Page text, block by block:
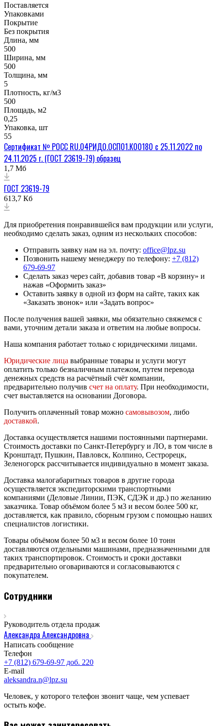
Поставляется
Упаковками
Покрытие
Без покрытия
Длина, мм
500
Ширина, мм
500
Толщина, мм
5
Плотность, кг/м3
500
Площадь, м2
0,25
Упаковка, шт
55
Сертификат № РОСС RU.04РИД0.ОСП01.К00180 с 25.11.2022 по
24.11.2025 г. (ГОСТ 23619-79) образец
1,7 Мб
ГОСТ 23619-79
613,7 Кб
Для приобретения понравившейся вам продукции или услуги,
необходимо сделать заказ, одним из нескольких способов:
Отправить заявку нам на эл. почту: office@lpz.su
Позвонить нашему менеджеру по телефону: +7 (812)
679-69-97
Сделать заказ через сайт, добавив товар «В корзину» и
нажав «Оформить заказ»
Оставить заявку в одной из форм на сайте, таких как
«Заказать звонок» или «Задать вопрос»
После получения вашей заявки, мы обязательно свяжемся с
вами, уточним детали заказа и ответим на любые вопросы.
Наша компания работает только с юридическими лицами.
Юридические лица выбранные товары и услуги могут
оплатить только безналичным платежом, путем перевода
денежных средств на расчётный счёт компании,
предварительно получив счет на оплату. При необходимости,
счет выставляется на основании Договора.
Получить оплаченный товар можно самовывозом, либо
доставкой.
Доставка осуществляется нашими постоянными партнерами.
Стоимость доставки по Санкт-Петербургу и ЛО, в том числе в
Кронштадт, Пушкин, Павловск, Колпино, Сестрорецк,
Зеленогорск рассчитывается индивидуально в момент заказа.
Доставка малогабаритных товаров в другие города
осуществляется экспедиторскими транспортными
компаниями (Деловые Линии, ПЭК, СДЭК и др.) по желанию
заказчика. Товар объёмом более 5 м3 и весом более 500 кг,
доставляется, как правило, сборным грузом с помощью наших
специалистов логистики.
Товары объёмом более 50 м3 и весом более 10 тонн
доставляются отдельными машинами, предназначенными для
таких транспортировок. Стоимость и сроки доставки
предварительно оговариваются и согласовываются с
покупателем.
Сотрудники
Руководитель отдела продаж
Александра Александровна
Написать сообщение
Телефон
+7 (812) 679-69-97 доб. 220
E-mail
aleksandra.n@lpz.su
Человек, у которого телефон звонит чаще, чем успевает
остыть кофе.